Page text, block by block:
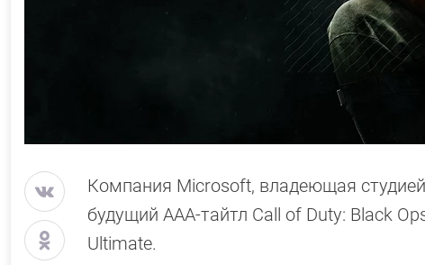
Компания Microsoft, владеющая
будущий ААА-тайтл Call of Duty: Black
Ultimate.